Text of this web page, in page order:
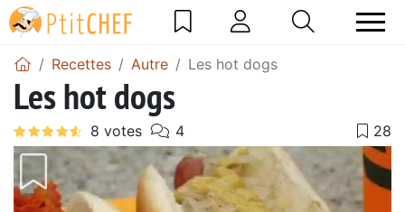
Recettes Autre Les hot dogs
Les hot dogs